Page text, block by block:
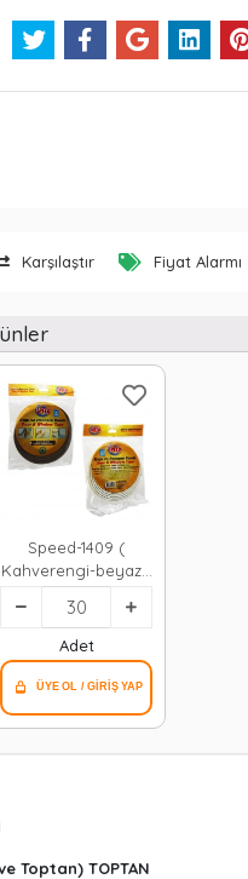
Karşılaştır Fiyat Alarmı
Speed-1409 (
Kahverengi-beyaz )
( Kapı & Fitil &
Pencere ) Bant (
2.8x2=5.60mt ) (
Bandı )*30=k
Adet
Toptan) TOPTAN